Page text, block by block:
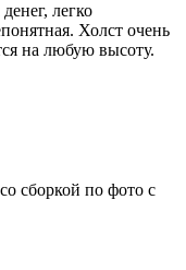
легко
Холст очень
на любую высоту.
сборкой по фото с